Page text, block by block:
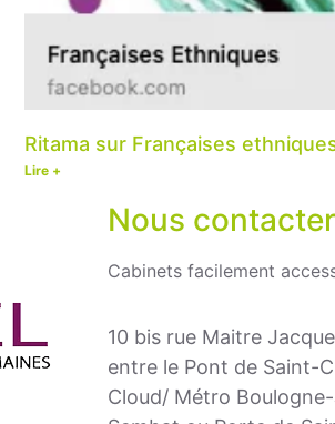
Ritama sur Françaises
Lire +
Nous contacter
Cabinets facilement
10 bis rue Maitre
entre le Pont de Saint-
Cloud/ Métro